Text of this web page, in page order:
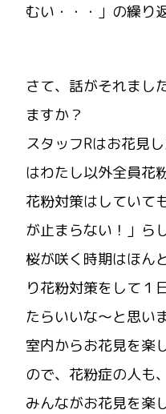
むい・・・」の繰り
さて、話がそれまし
ますか？
スタッフRはお花見
はわたし以外全員花
花粉対策はしていて
が止まらない！」ら
桜が咲く時期はほん
り花粉対策をして１
たらいいな～と思い
室内からお花見を楽
ので、花粉症の人も
みんながお花見を楽